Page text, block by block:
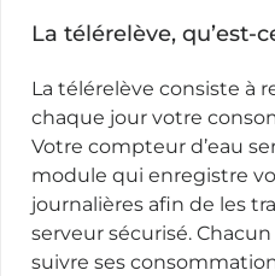
La télérelève, qu’est-
La télérelève consiste à
chaque jour votre
Votre compteur d’eau
module qui enregistre
journalières afin de les
serveur sécurisé.
suivre ses